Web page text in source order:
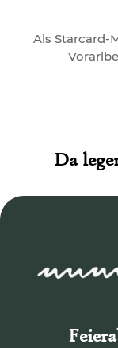
Als Starcard-
Da